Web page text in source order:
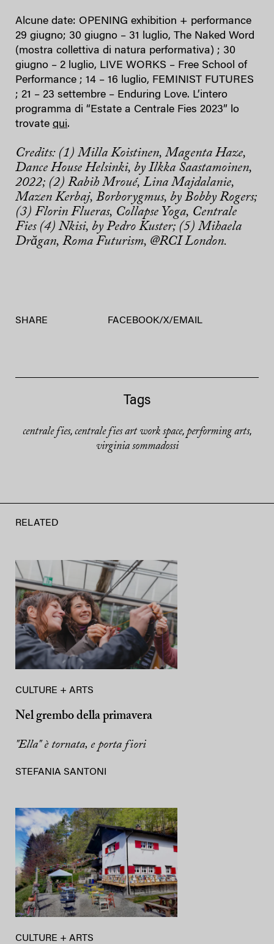
Alcune date: OPENING exhibition + performance
29 giugno; 30 giugno – 31 luglio, The Naked Word
(mostra collettiva di natura performativa) ; 30
giugno – 2 luglio, LIVE WORKS – Free School of
Performance ; 14 – 16 luglio, FEMINIST FUTURES
; 21 – 23 settembre – Enduring Love. L’intero
programma di “Estate a Centrale Fies 2023” lo
trovate qui.
Credits: (1) Milla Koistinen, Magenta Haze,
Dance House Helsinki, by Ilkka Saastamoinen,
2022; (2) Rabih Mroué, Lina Majdalanie,
Mazen Kerbaj, Borborygmus, by Bobby Rogers;
(3) Florin Flueras, Collapse Yoga, Centrale
Fies (4) Nkisi, by Pedro Kuster; (5) Mihaela
Drăgan, Roma Futurism, @RCI London.
SHARE FACEBOOK/X/ EMAIL
Tags
centrale fies, centrale fies art work space, performing arts,
virginia sommadossi
RELATED
CULTURE + ARTS
Nel grembo della primavera
"Ella" è tornata, e porta fiori
STEFANIA SANTONI
CULTURE + ARTS